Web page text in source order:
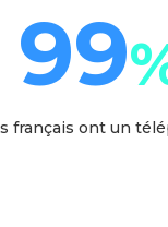
99
français ont un